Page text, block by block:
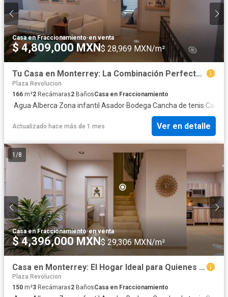
Casa en Fraccionamiento·en venta
$ 4,809,000 MXN$ 28,969 MXN/m²
Tu Casa en Monterrey: La Combinación Perfecta entre Espacio, Ubicación y Plusvalía
Plaza Revolucion
166 m²2 Recámaras2 BañosCasa en Fraccionamiento
·Agua·Alberca·Zona infantil ·Asador·Bodega·Cancha de tenis·
Actualizado hace más de 1 mes Ver en detalle
1 /8
Casa en Fraccionamiento·en venta
$ 4,396,000 MXN$ 29,306 MXN/m²
Casa en Monterrey: El Hogar Ideal para Quienes Buscan Dar el Siguiente Gran Paso
Plaza Revolucion
150 m²3 Recámaras2 BañosCasa en Fraccionamiento